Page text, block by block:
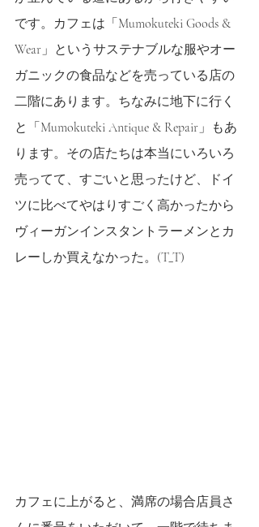
です。カフェは「Mumokuteki Goods &
Wear」というサステナブルな服やオー
ガニックの食品などを売っている店の
二階にあります。ちなみに地下に行く
と「Mumokuteki Antique & Repair」もあ
ります。その店たちは本当にいろいろ
売ってて、すごいと思ったけど、ドイ
ツに比べてやはりすごく高かったから
ヴィーガンインスタントラーメンとカ
レーしか買えなかった。(T_T)
カフェに上がると、満席の場合店員さ